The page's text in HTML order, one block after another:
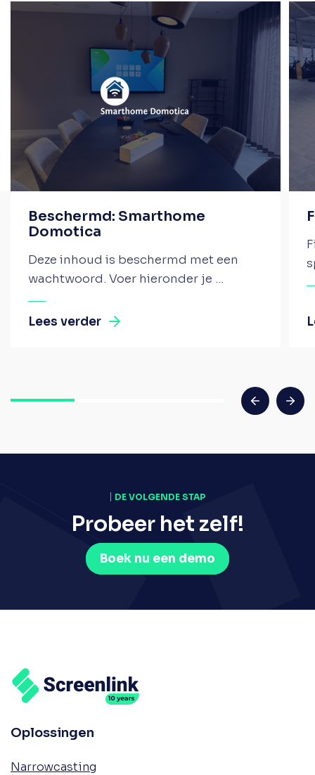
Beschermd: Smarthome
Domotica
Deze inhoud is beschermd met een
wachtwoord. Voer hieronder je ...
Lees verder
DE VOLGENDE STAP
Probeer het zelf!
Boek nu een demo
Oplossingen
Narrowcasting